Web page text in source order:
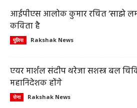
आईपीएस आलोक कुमार रचित ‘साझे
कविता है
पुलिस Rakshak News
एयर मार्शल संदीप थरेजा सशस्त्र बल
महानिदेशक होंगे
सेना Rakshak News